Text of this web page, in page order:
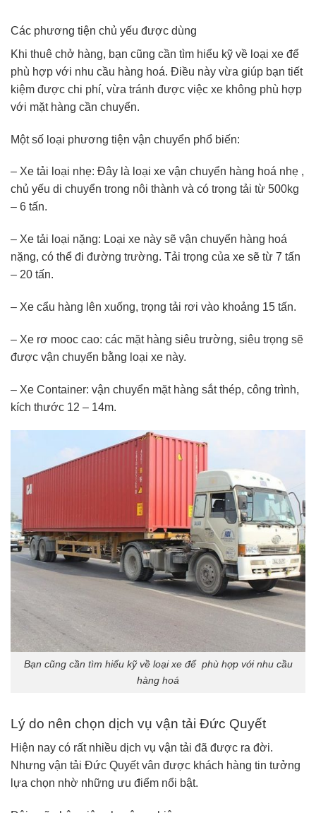
Các phương tiện chủ yếu được dùng
Khi thuê chở hàng, bạn cũng cần tìm hiểu kỹ về loại xe để
phù hợp với nhu cầu hàng hoá. Điều này vừa giúp bạn tiết
kiệm được chi phí, vừa tránh được việc xe không phù hợp
với mặt hàng cần chuyển.
Một số loại phương tiện vận chuyển phổ biến:
– Xe tải loại nhẹ: Đây là loại xe vận chuyển hàng hoá nhẹ ,
chủ yếu di chuyển trong nôi thành và có trọng tải từ 500kg
– 6 tấn.
– Xe tải loại nặng: Loại xe này sẽ vận chuyển hàng hoá
nặng, có thể đi đường trường. Tải trọng của xe sẽ từ 7 tấn
– 20 tấn.
– Xe cẩu hàng lên xuống, trọng tải rơi vào khoảng 15 tấn.
– Xe rơ mooc cao: các mặt hàng siêu trường, siêu trọng sẽ
được vận chuyển bằng loại xe này.
– Xe Container: vận chuyển mặt hàng sắt thép, công trình,
kích thước 12 – 14m.
Bạn cũng cần tìm hiểu kỹ về loại xe để phù hợp với nhu cầu
hàng hoá
Lý do nên chọn dịch vụ vận tải Đức Quyết
Hiện nay có rất nhiều dịch vụ vận tải đã được ra đời.
Nhưng vận tải Đức Quyết vân được khách hàng tin tưởng
lựa chọn nhờ những ưu điểm nổi bật.